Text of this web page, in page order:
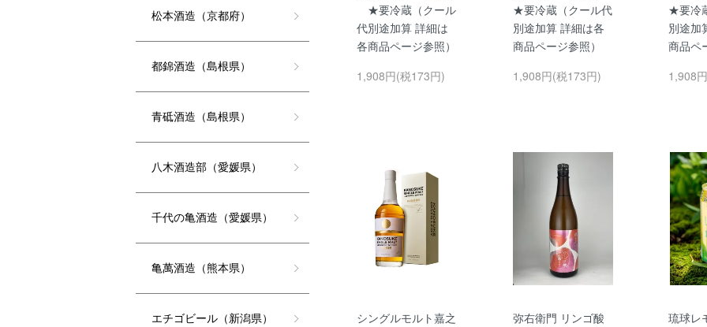
★要冷蔵（クール
代別途加算 詳細は
各商品ページ参照）
1,908円(税173円)
★要冷蔵（クール代
別途加算 詳細は各
商品ページ参照）
1,908円(税173円)
★要冷
別途加
商品ペ
1,908
シングルモルト嘉之
弥右衛門 リンゴ酸
琉球
松本酒造（京都府）
都錦酒造（島根県）
青砥酒造（島根県）
八木酒造部（愛媛県）
千代の亀酒造（愛媛県）
亀萬酒造（熊本県）
エチゴビール（新潟県）